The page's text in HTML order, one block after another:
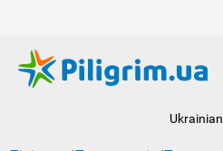
Ukrainian